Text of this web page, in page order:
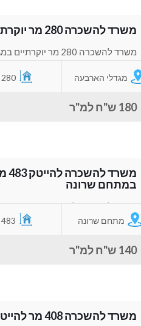
משרד להשכרה 280 מר יוקרתיים במגדלי הארבעה
משרד להשכרה 280 מר
מגדלי הארבעה 280
180 ש"ח למ"ר
במתחם שרונה
בתל אביב. משרד מהמם ששופץ
מתחם שרונה 483
140 ש"ח למ"ר
משרד להשכרה 408 מר להייטק במגדל פלטינום